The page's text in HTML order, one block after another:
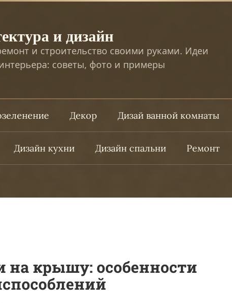
и дизайн
и строительство своими руками. Идеи
советы, фото и примеры
Декор Дизай ванной комнаты
Дизайн кухни Дизайн спальни Ремонт
на крышу: особенности